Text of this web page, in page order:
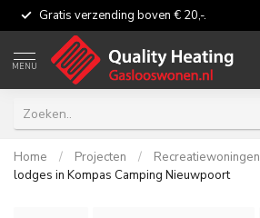
Gratis verzending boven € 20,-.
MENU
Home / Projecten / Recreatiewoningen
lodges in Kompas Camping Nieuwpoort